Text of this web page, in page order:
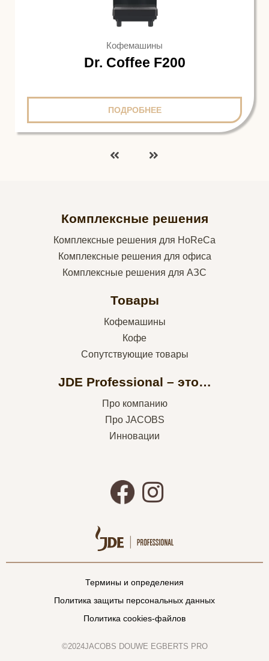
Кофемашины
Dr. Coffee F200
ПОДРОБНЕЕ
Комплексные решения
Комплексные решения для HoReCa
Комплексные решения для офиса
Комплексные решения для АЗС
Товары
Кофемашины
Кофе
Сопутствующие товары
JDE Professional – это…
Про компанию
Про JACOBS
Инновации
Термины и определения
Политика защиты персональных данных
Политика cookies-файлов
©2024JACOBS DOUWE EGBERTS PRO